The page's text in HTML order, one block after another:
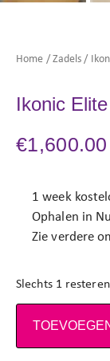
Home /Zadels /
Ikonic
€1,600.00
1 week
Ophalen in
Zie verdere
Slechts 1